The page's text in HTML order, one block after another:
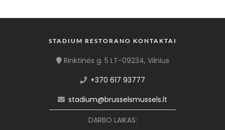
STADIUM RESTORANO KONTAKTAI
Rinktinės g. 5 LT-09234, Vilnius
+370 617 93777
stadium@brusselsmussels.lt
DARBO LAIKAS: